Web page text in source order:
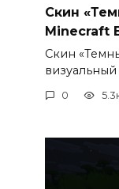
Скин
Minecraft
Скин
визуальный
0